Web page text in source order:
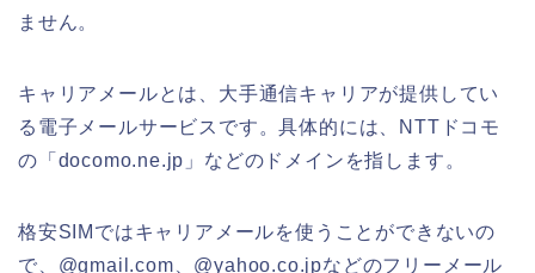
ません。
キャリアメールとは、大手通信キャリアが提供してい
る電子メールサービスです。具体的には、NTTドコモ
の「docomo.ne.jp」などのドメインを指します。
格安SIMではキャリアメールを使うことができないの
で、@gmail.com @yahoo.co.jpなどのフリーメール